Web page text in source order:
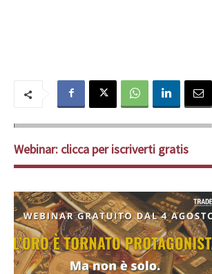
Webinar: clicca per iscriverti gratis